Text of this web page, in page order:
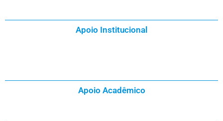
Apoio Institucional
Apoio Acadêmico